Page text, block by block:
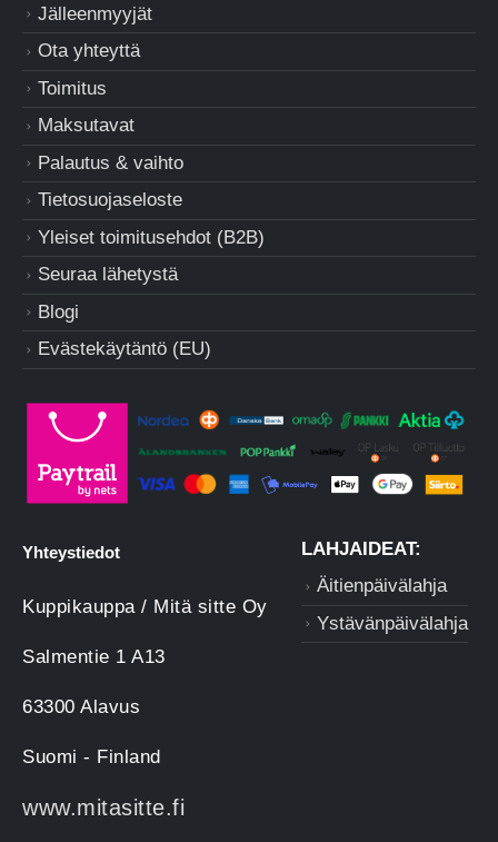
Jälleenmyyjät
Ota yhteyttä
Toimitus
Maksutavat
Palautus & vaihto
Tietosuojaseloste
Yleiset toimitusehdot (B2B)
Seuraa lähetystä
Blogi
Evästekäytäntö (EU)
Yhteystiedot
Kuppikauppa / Mitä sitte Oy
Salmentie 1 A13
63300 Alavus
Suomi - Finland
www.mitasitte.fi
LAHJAIDEAT:
Äitienpäivälahja
Ystävänpäivälahja